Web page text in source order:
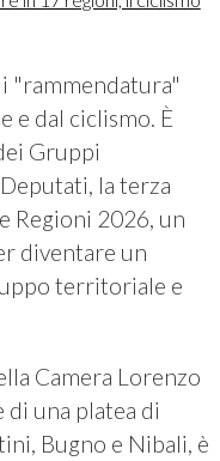
"rammendatura"
e dal ciclismo. È
Gruppi
la terza
Regioni 2026, un
diventare un
territoriale e
Camera Lorenzo
una platea di
Bugno e Nibali, è